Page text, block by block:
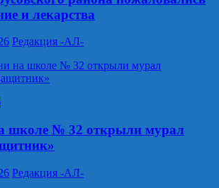
и лекарства
Редакция -АЛ-
школе № 32 открыли мурал
Редакция -АЛ-